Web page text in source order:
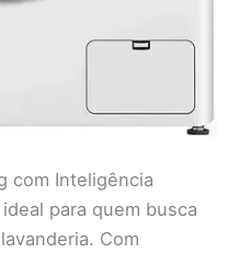
com Inteligência
para quem busca
Com